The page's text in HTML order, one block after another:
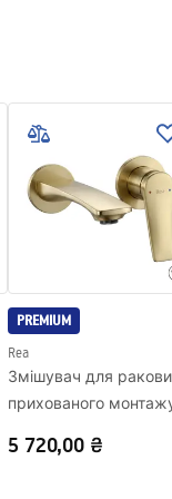
PREMIUM
Rea
Змішувач для
прихованого
BOX
5 720,00 ₴